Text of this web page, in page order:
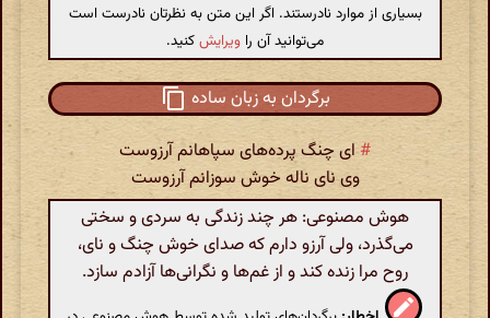
بسیاری از موارد نادرستند. اگر این متن به نظرتان نادرست است
می‌توانید آن را ویرایشکنید.
برگردان به زبان ساده
#ای چنگ پرده‌های سپاهانم آرزوست
وی نای ناله خوش سوزانم آرزوست
هوش مصنوعی: هر چند زندگی به سردی و سختی
می‌گذرد، ولی آرزو دارم که صدای خوش چنگ و نای،
روح مرا زنده کند و از غم‌ها و نگرانی‌ها آزادم سازد.